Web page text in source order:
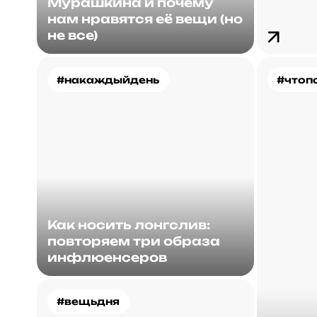
нам нравятся её вещи (но
не все)
#накаждыйдень
Как носить лонгслив:
повторяем три образа
инфлюенсеров
#вещьдня